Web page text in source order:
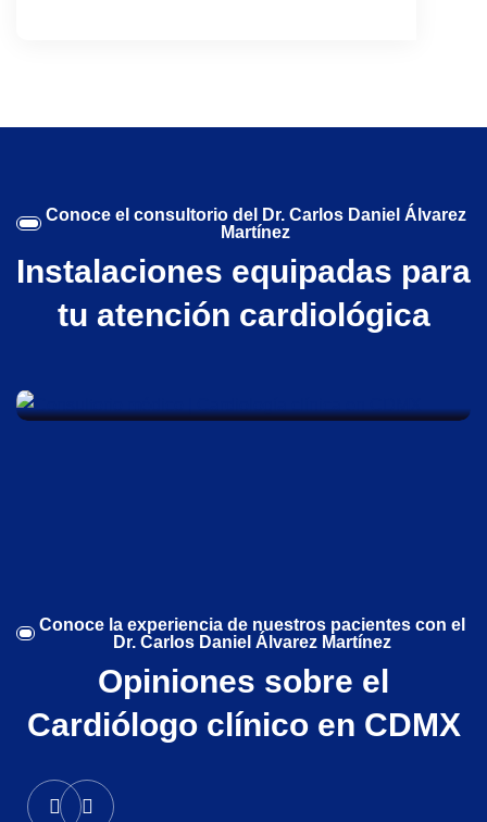
Conoce el consultorio del Dr. Carlos Daniel Álvarez
Martínez
Instalaciones equipadas para
tu atención cardiológica
Conoce la experiencia de nuestros pacientes con el
Dr. Carlos Daniel Álvarez Martínez
Opiniones sobre el
Cardiólogo clínico en CDMX